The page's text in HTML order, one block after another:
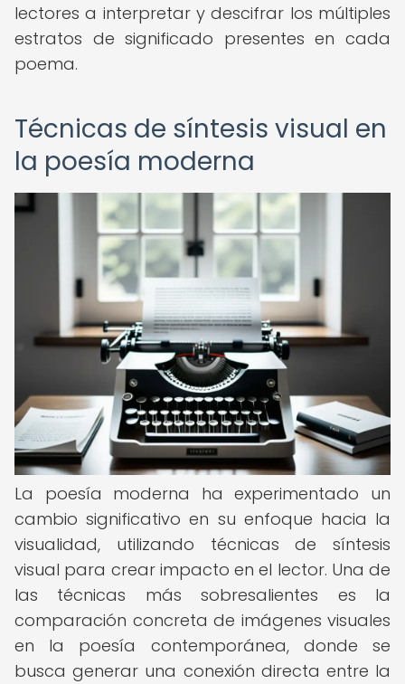
lectores a interpretar y descifrar los múltiples
estratos de significado presentes en cada
poema.
Técnicas de síntesis visual en
la poesía moderna
La poesía moderna ha experimentado un
cambio significativo en su enfoque hacia la
visualidad, utilizando técnicas de síntesis
visual para crear impacto en el lector. Una de
las técnicas más sobresalientes es la
comparación concreta de imágenes visuales
en la poesía contemporánea, donde se
busca generar una conexión directa entre la